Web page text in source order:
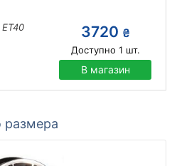
3720 ₴
Доступно 1 шт.
В магазин
размера